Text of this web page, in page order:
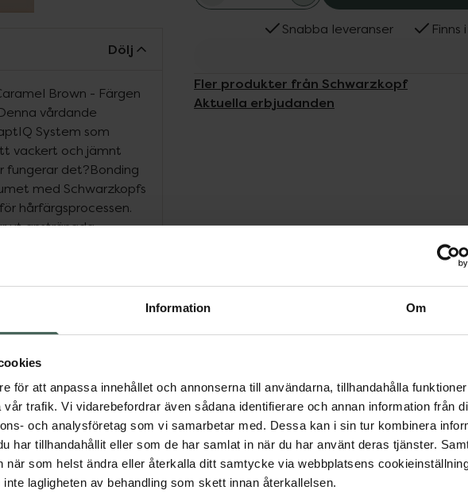
Information Om
för att anpassa innehållet och annonserna till användarna, tillhandahålla
trafik. Vi vidarebefordrar även sådana identifierare och annan information från
och analysföretag som vi samarbetar med. Dessa kan i sin tur kombinera
har tillhandahållit eller som de har samlat in när du har använt deras tjänster.
när som helst ändra eller återkalla ditt samtycke via webbplatsens
lagligheten av behandling som skett innan återkallelsen.
Snabba leveranser Finns
Fler produkter från Schwarzkopf
Aktuella erbjudanden
Dölj
Brown - Färgen
vårdande
System som
vackert och jämnt
fungerar det?Bonding
med Schwarzkopfs
hårfärgsprocessen.
ut ansträngda
för ett
med ett
för intensivt
på
via QR-koden.
hår. Välj den
nyanser. Denna
Färgresultatet beror på
Color
färgresultat80%
Karamellbrun*Global
animaliskt
källor